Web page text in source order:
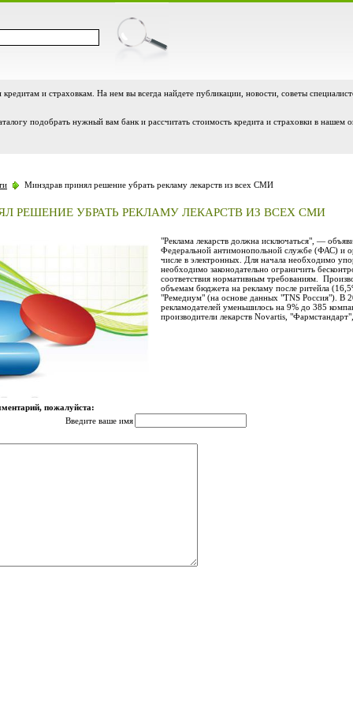
и страховкам. На нем вы всегда найдете публикации, новости, советы
подобрать нужный вам банк и рассчитать стоимость кредита и страховки в нашем
Минздрав принял решение убрать рекламу лекарств из всех СМИ
РЕШЕНИЕ УБРАТЬ РЕКЛАМУ ЛЕКАРСТВ ИЗ ВСЕХ СМИ
"Реклама лекарств должна исключаться", —
Федеральной антимонопольной службе (ФАС) и
числе в электронных. Для начала необходимо
необходимо законодательно ограничить
соответствия нормативным требованиям.
объемам бюджета на рекламу после ритейла
"Ремедиум" (на основе данных "TNS Россия"). В
рекламодателей уменьшилось на 9% до 385
производители лекарств Novartis,
пожалуйста:
Введите ваше имя